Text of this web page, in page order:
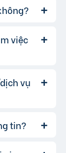
tin miễn
nhiên, để
nâng
dịch vụ tin
việc
chúng
làm.
vụ
tìm kiếm
quả
tin?